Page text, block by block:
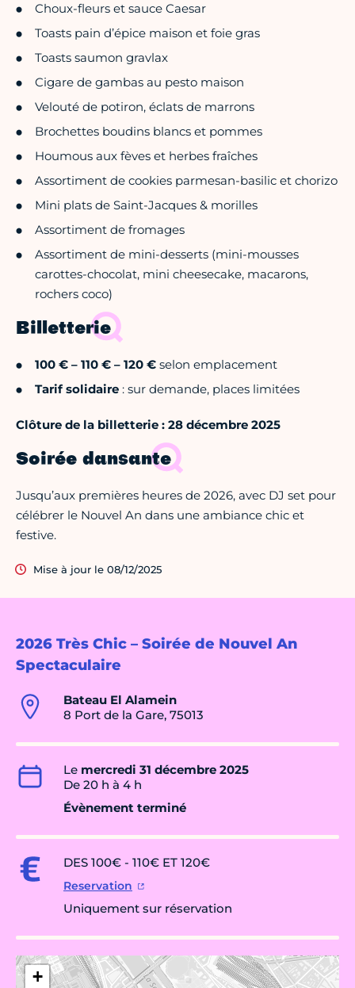
2026 Très Chic – Soirée de Nouvel An
Spectaculaire
Bateau El Alamein
8 Port de la Gare, 75013
Le mercredi 31 décembre 2025
De 20 h à 4 h
Évènement terminé
DES 100€ - 110€ ET 120€
Reservation
Uniquement sur réservation
+
Choux-fleurs et sauce Caesar
Toasts pain d’épice maison et foie gras
Toasts saumon gravlax
Cigare de gambas au pesto maison
Velouté de potiron, éclats de marrons
Brochettes boudins blancs et pommes
Houmous aux fèves et herbes fraîches
Assortiment de cookies parmesan-basilic et chorizo
Mini plats de Saint-Jacques & morilles
Assortiment de fromages
Assortiment de mini-desserts (mini-mousses
carottes-chocolat, mini cheesecake, macarons,
rochers coco)
Billetterie
100 € – 110 € – 120 € selon emplacement
Tarif solidaire : sur demande, places limitées
Clôture de la billetterie : 28 décembre 2025
Soirée dansante
Jusqu’aux premières heures de 2026, avec DJ set pour
célébrer le Nouvel An dans une ambiance chic et
festive.
Mise à jour le 08/12/2025